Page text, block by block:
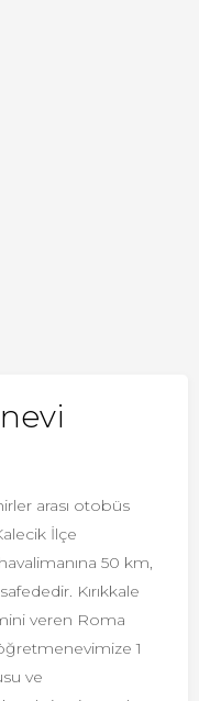
arası otobüs
İlçe
50 km,
Kırıkkale
veren Roma
1
ve